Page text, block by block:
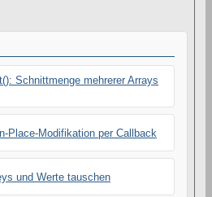
Schnittmenge mehrerer Arrays
Place-Modifikation per Callback
und Werte tauschen